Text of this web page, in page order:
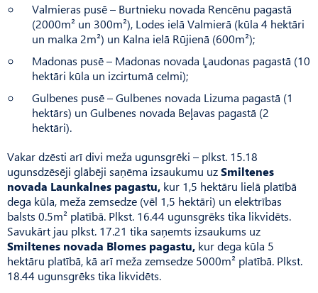
Valmieras pusē – Burtnieku novada Rencēnu pagastā
(2000m² un 300m²), Lodes ielā Valmierā (kūla 4 hektāri
un malka 2m²) un Kalna ielā Rūjienā (600m²);
Madonas pusē – Madonas novada Ļaudonas pagastā (10
hektāri kūla un izcirtumā celmi);
Gulbenes pusē – Gulbenes novada Lizuma pagastā (1
hektārs) un Gulbenes novada Beļavas pagastā (2
hektāri).
Vakar dzēsti arī divi meža ugunsgrēki – plkst. 15.18
ugunsdzēsēji glābēji saņēma izsaukumu uzSmiltenes
novada Launkalnes pagastu, kur 1,5 hektāru lielā platībā
dega kūla, meža zemsedze (vēl 1,5 hektāri) un elektrības
balsts 0.5m² platībā. Plkst. 16.44 ugunsgrēks tika likvidēts.
Savukārt jau plkst. 17.21 tika saņemts izsaukums uz
Smiltenes novada Blomes pagastu, kur dega kūla 5
hektāru platībā, kā arī meža zemsedze 5000m² platībā. Plkst.
18.44 ugunsgrēks tika likvidēts.